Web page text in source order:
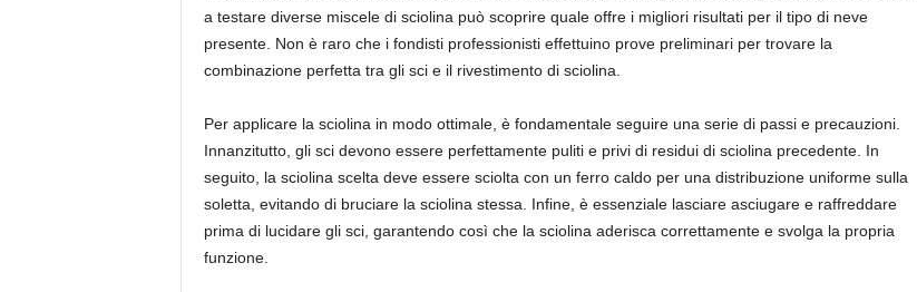
a testare diverse miscele di sciolina può scoprire quale offre i migliori risultati per il tipo di neve
presente. Non è raro che i fondisti professionisti effettuino prove preliminari per trovare la
combinazione perfetta tra gli sci e il rivestimento di sciolina.
Per applicare la sciolina in modo ottimale, è fondamentale seguire una serie di passi e precauzioni.
Innanzitutto, gli sci devono essere perfettamente puliti e privi di residui di sciolina precedente. In
seguito, la sciolina scelta deve essere sciolta con un ferro caldo per una distribuzione uniforme sulla
soletta, evitando di bruciare la sciolina stessa. Infine, è essenziale lasciare asciugare e raffreddare
prima di lucidare gli sci, garantendo così che la sciolina aderisca correttamente e svolga la propria
funzione.